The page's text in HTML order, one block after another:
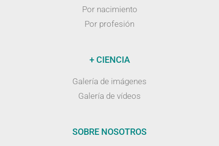
Por nacimiento
Por profesión
+ CIENCIA
Galería de imágenes
Galería de vídeos
SOBRE NOSOTROS